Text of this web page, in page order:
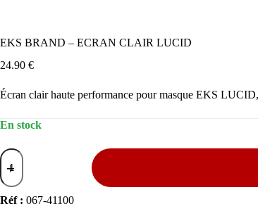
EKS BRAND – ECRAN CLAIR LUCID
24.90 €
Écran clair haute performance pour masque EKS
En stock
quantité
de
EKS
BRAND
-Réf : 067-41100